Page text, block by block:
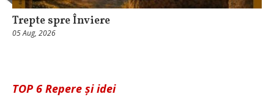
Trepte spre Înviere
05 Aug, 2026
TOP 6 Repere și idei